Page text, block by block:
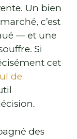
Un bien
c’est
— et une
Si
cet
de
des